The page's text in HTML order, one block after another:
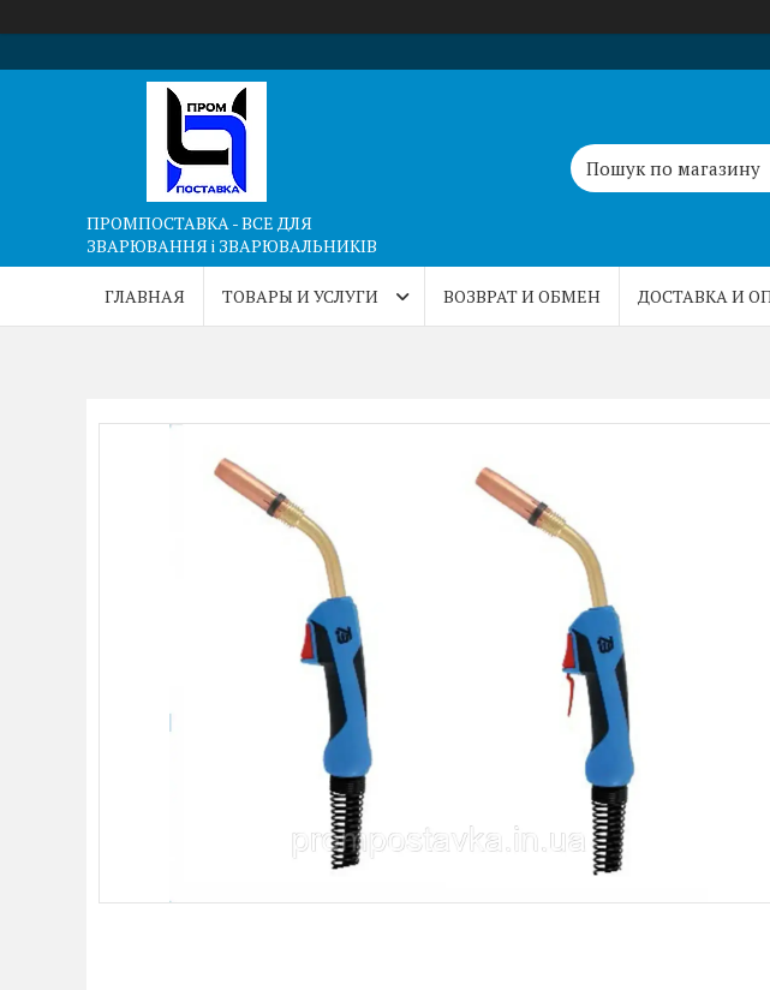
ПРОМПОСТАВКА - ВСЕ ДЛЯ
ЗВАРЮВАННЯ і ЗВАРЮВАЛЬНИКІВ
ГЛАВНАЯ ТОВАРЫ И УСЛУГИ ВОЗВРАТ И ОБМЕН ДОСТАВКА И